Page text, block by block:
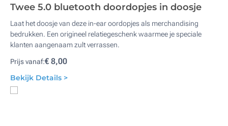
Twee 5.0 bluetooth doordopjes in doosje
Laat het doosje van deze in-ear oordopjes als merchandising
bedrukken. Een origineel relatiegeschenk waarmee je speciale
klanten aangenaam zult verrassen.
Prijs vanaf:€ 8,00
Bekijk Details >